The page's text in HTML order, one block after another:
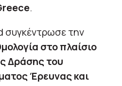
.
συγκέντρωσε την
στο πλαίσιο
Δράσης του
Έρευνας και